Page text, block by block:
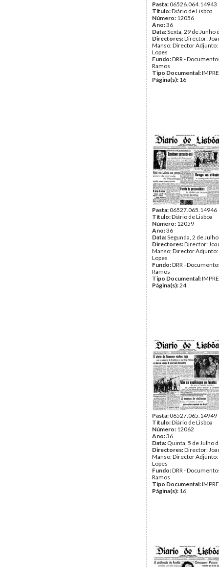
Pasta:06526.064.14943
Título:Diário de Lisboa
Número: 12056
Ano:36
Data:Sexta, 29 de Junho
Directores:Director:
Manso; Director
Lopes
Fundo:DRR -
Ramos
Tipo Documental:
Página(s): 16
Pasta:06527.065.14946
Título:Diário de Lisboa
Número: 12059
Ano:36
Data:Segunda, 2 de
Directores:Director:
Manso; Director
Lopes
Fundo:DRR -
Ramos
Tipo Documental:
Página(s):24
Pasta:06527.065.14949
Título:Diário de Lisboa
Número: 12062
Ano:36
Data: Quinta, 5 de Julho
Directores:Director:
Manso; Director
Lopes
Fundo:DRR -
Ramos
Tipo Documental:
Página(s): 16